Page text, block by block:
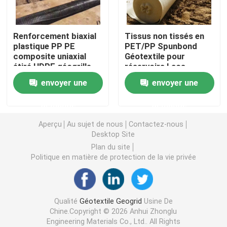
Grille en plastique d'herbe
tissu de drainage de géotextile
HDPE Geocell
Revêtement d'étang de Geomembrane
Sacs de asséchage de Geotube
Géotextile Geobag
Contrôle d'érosion de Geomat
Renforcement biaxial
plastique PP PE
composite uniaxial
étiré HDPE géogrille
construction routière
ferroviaireenvoyer une
Tissus non tissés en
PET/PP Spunbond
Géotextile pour
réservoirs Lacs
artificiels Ressources
résiduelles étangs
Décharges Filtration
envoyer une
Aperçu Au sujet de nous
Contactez-nous
Desktop Site
Plan du site
Politique en matière de protection de la vie privée
Qualité Géotextile Geogrid Usine De
Chine.Copyright © 2026 Anhui Zhonglu
Engineering Materials Co., Ltd.. All Rights